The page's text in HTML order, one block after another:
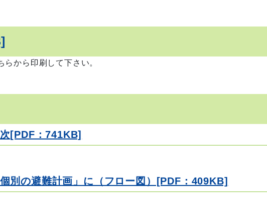
らから印刷して下さい。
[PDF：741KB]
別の避難計画」に（フロー図）[PDF：409KB]